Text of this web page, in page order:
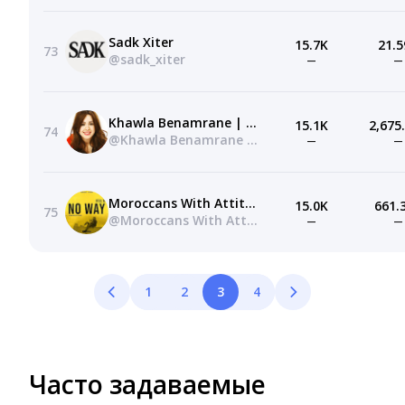
73
Sadk Xiter
@sadk_xiter
15.7K
— —
74
Khawla Benamrane | خولة بنعمران
@Khawla Benamrane | خولة بنعمران
15.1K
— —
75
Moroccans With Attitude
@Moroccans With Attitude
15.0K
— —
1 2 3 4
Часто задаваемые